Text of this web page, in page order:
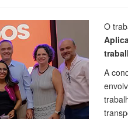
O
A